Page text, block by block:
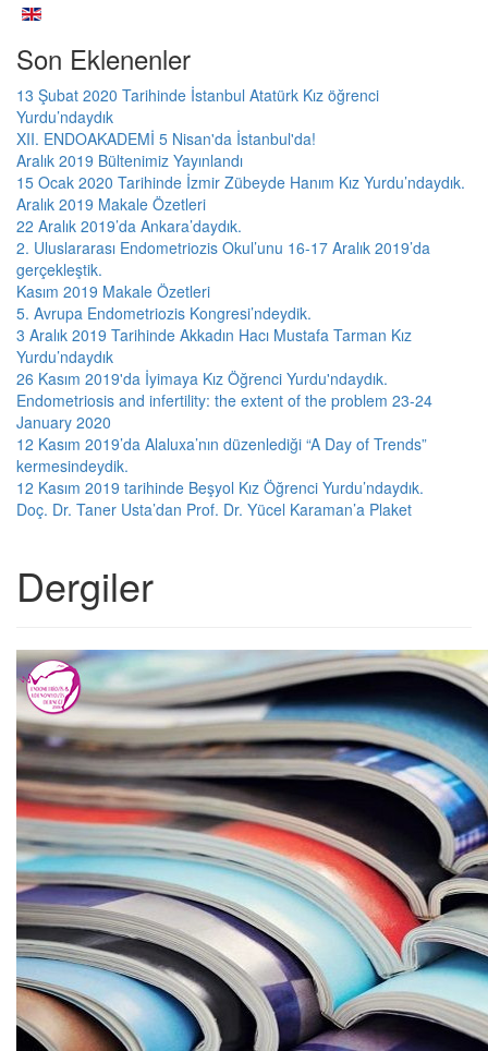
Son Eklenenler
13 Şubat 2020 Tarihinde İstanbul Atatürk Kız öğrenci
Yurdu’ndaydık
XII. ENDOAKADEMİ 5 Nisan'da İstanbul'da!
Aralık 2019 Bültenimiz Yayınlandı
15 Ocak 2020 Tarihinde İzmir Zübeyde Hanım Kız Yurdu’ndaydık.
Aralık 2019 Makale Özetleri
22 Aralık 2019’da Ankara’daydık.
2. Uluslararası Endometriozis Okul’unu 16-17 Aralık 2019’da
gerçekleştik.
Kasım 2019 Makale Özetleri
5. Avrupa Endometriozis Kongresi’ndeydik.
3 Aralık 2019 Tarihinde Akkadın Hacı Mustafa Tarman Kız
Yurdu’ndaydık
26 Kasım 2019'da İyimaya Kız Öğrenci Yurdu'ndaydık.
Endometriosis and infertility: the extent of the problem 23-24
January 2020
12 Kasım 2019’da Alaluxa’nın düzenlediği “A Day of Trends”
kermesindeydik.
12 Kasım 2019 tarihinde Beşyol Kız Öğrenci Yurdu’ndaydık.
Doç. Dr. Taner Usta’dan Prof. Dr. Yücel Karaman’a Plaket
Dergiler